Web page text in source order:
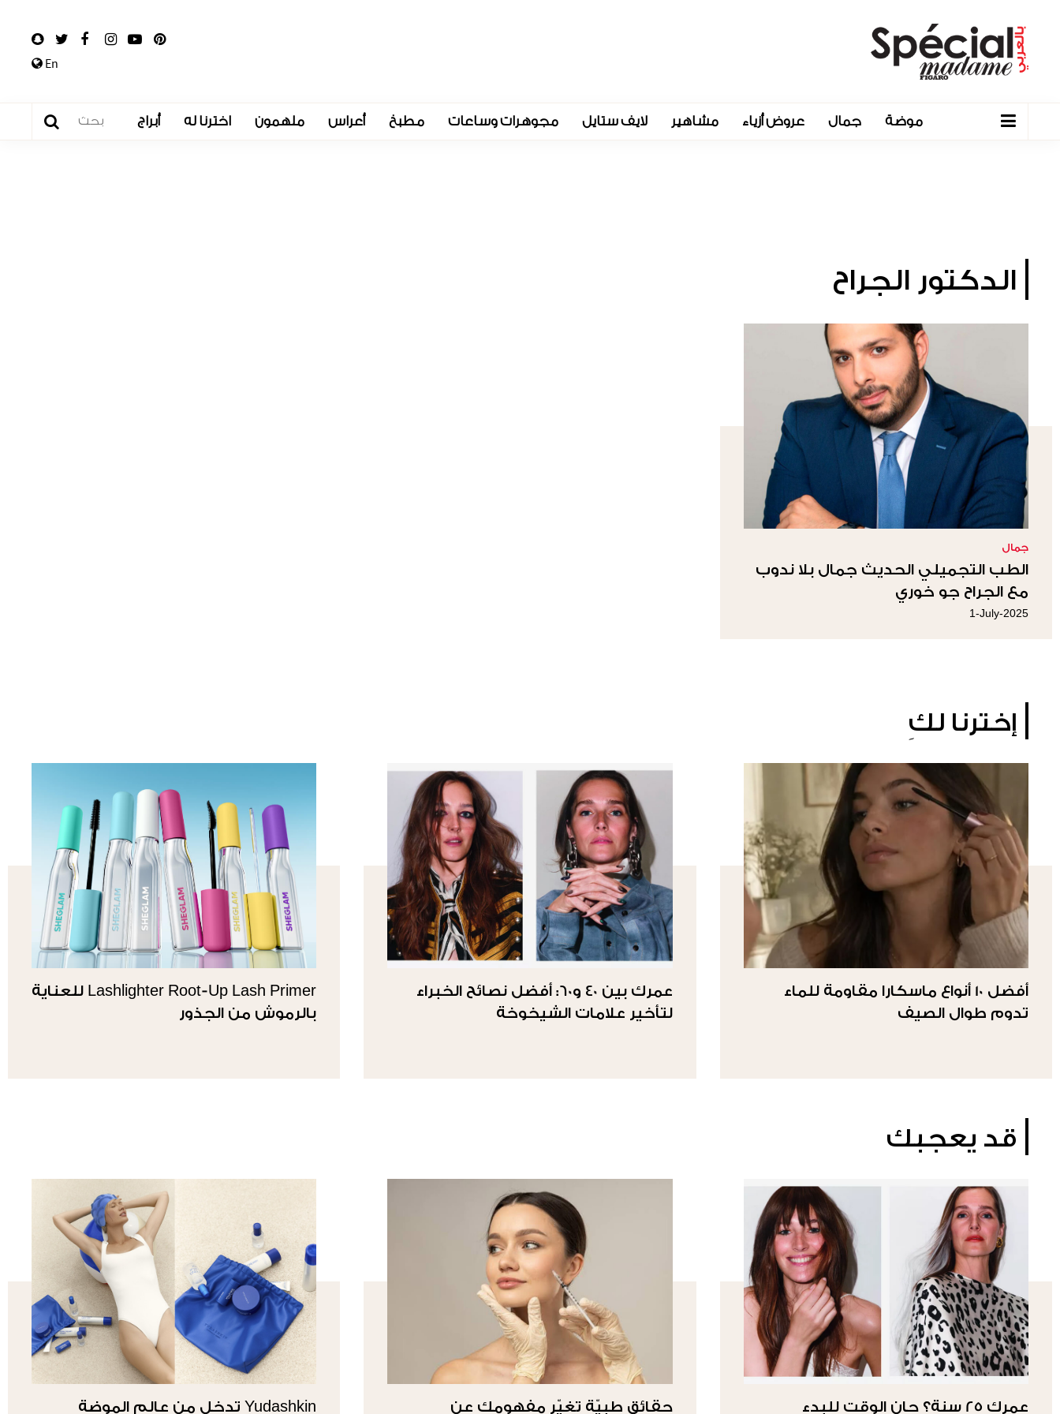
En
موضة جمال عروض أزياء مشاهير لايف ستايل مجوهرات وساعات مطبخ أعراس ملهمون اخترنا له أبراج
الدكتور الجراح
جمال
الطب التجميلي الحديث جمال بلا ندوب
مع الجراح جو خوري
1-July-2025
إخترنا لكِ
أفضل 10 أنواع ماسكارا مقاومة للماء
تدوم طوال الصيف
عمرك بين 40 و60: أفضل نصائح الخبراء
لتأخير علامات الشيخوخة
Lashlighter Root-Up Lash Primer للعناية
بالرموش من الجذور
قد يعجبك
عمرك 25 سنة؟ حان الوقت للبدء حقائق طبيّة تغيّر مفهومكِ عن Yudashkin تدخل من عالم الموضة